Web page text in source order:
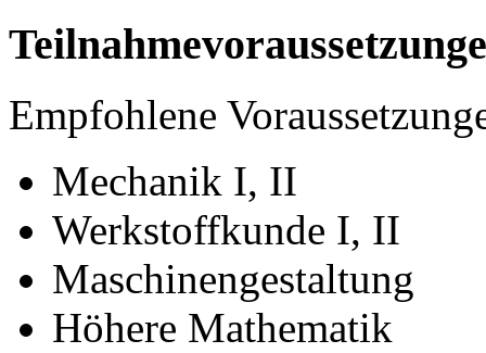
Empfohlene
Mechanik I, II
Werkstoffkunde I, II
Maschinengestaltung
Höhere Mathematik